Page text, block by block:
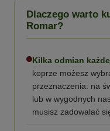
Dlaczego warto
Romar?
Kilka odmian
koprze możesz
przeznaczenia: na
lub w wygodnych
musisz zadowalać